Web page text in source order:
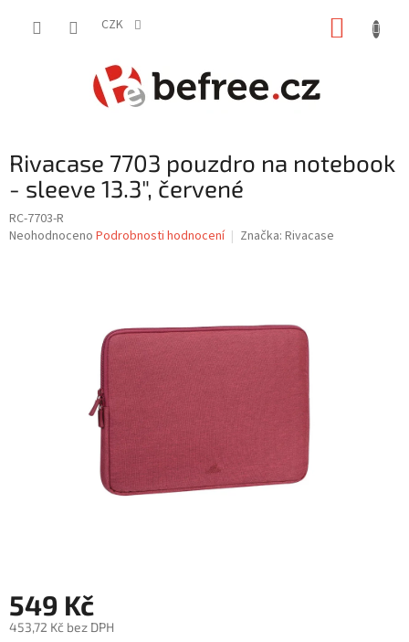
CZK
Rivacase 7703 pouzdro na notebook
- sleeve 13.3", červené
RC-7703-R
Průměrné
Neohodnoceno Podrobnosti hodnocení Značka: Rivacase
549 Kč
453,72 Kč bez DPH